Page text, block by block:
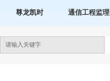
尊龙凯时 通信工程监理